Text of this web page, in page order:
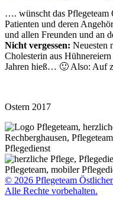
…. wünscht das Pflegeteam
Patienten und deren
und allen Freunden und an
Nicht vergessen: Neuesten
Cholesterin aus
Jahren hieß… 🙂 Also: Auf
Ostern 2017
© 2026 Pflegeteam
Alle Rechte vorbehalten.